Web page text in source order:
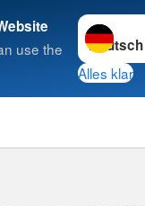
use the
Sprache
Alles klar